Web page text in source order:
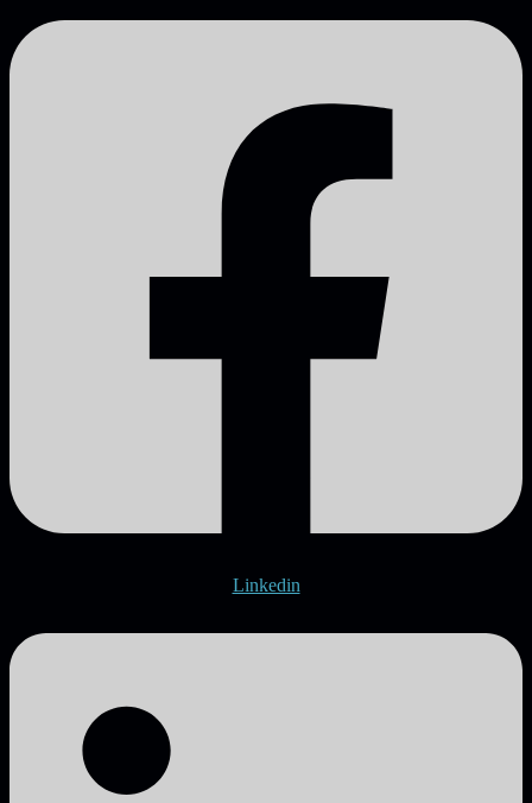
Linkedin